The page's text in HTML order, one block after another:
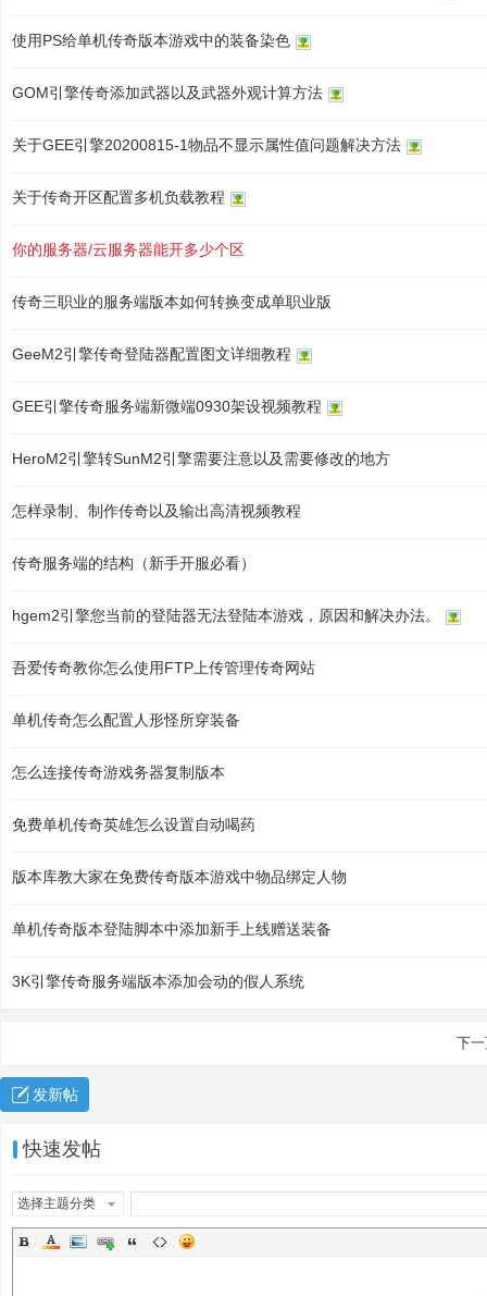
使用PS给单机传奇版本游戏中的装备染色
GOM引擎传奇添加武器以及武器外观计算方法
关于GEE引擎20200815-1物品不显示属性值问题解决方法
关于传奇开区配置多机负载教程
你的服务器/云服务器能开多少个区
传奇三职业的服务端版本如何转换变成单职业版
GeeM2引擎传奇登陆器配置图文详细教程
GEE引擎传奇服务端新微端0930架设视频教程
HeroM2引擎转SunM2引擎需要注意以及需要修改的地方
怎样录制、制作传奇以及输出高清视频教程
传奇服务端的结构（新手开服必看）
hgem2引擎您当前的登陆器无法登陆本游戏，原因和解决办法。
吾爱传奇教你怎么使用FTP上传管理传奇网站
单机传奇怎么配置人形怪所穿装备
怎么连接传奇游戏务器复制版本
免费单机传奇英雄怎么设置自动喝药
版本库教大家在免费传奇版本游戏中物品绑定人物
单机传奇版本登陆脚本中添加新手上线赠送装备
3K引擎传奇服务端版本添加会动的假人系统
下
发新帖
快速发帖
选择主题分类